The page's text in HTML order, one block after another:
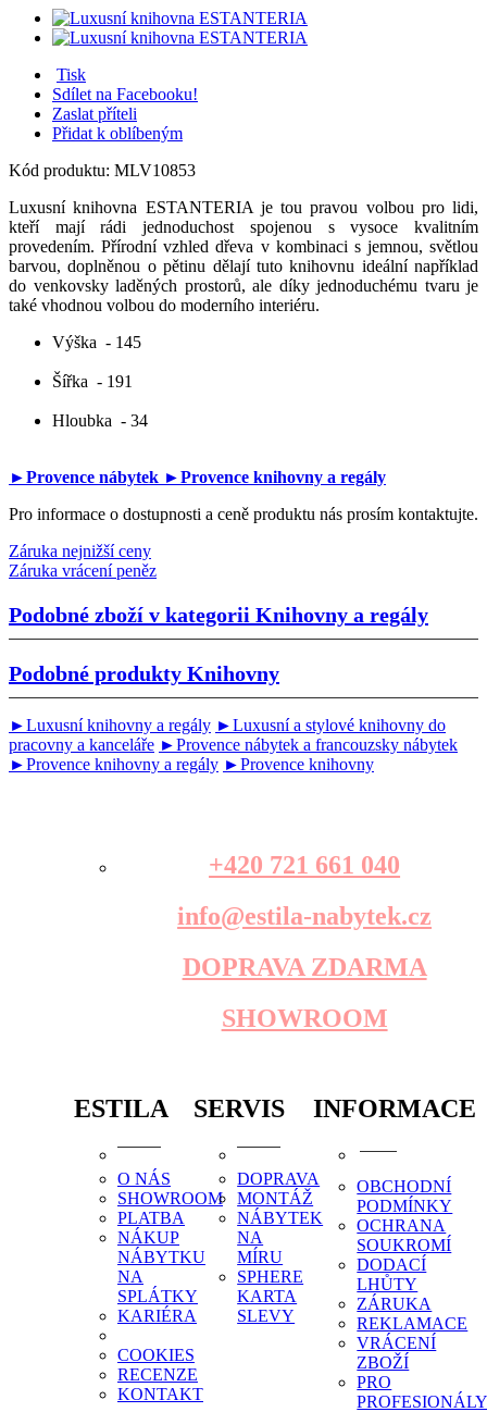
Tisk
Sdílet na Facebooku!
Zaslat příteli
Přidat k oblíbeným
Kód produktu: MLV10853
Luxusní knihovna ESTANTERIA je tou pravou volbou pro lidi,
kteří mají rádi jednoduchost spojenou s vysoce kvalitním
provedením. Přírodní vzhled dřeva v kombinaci s jemnou, světlou
barvou, doplněnou o pětinu dělají tuto knihovnu ideální například
do venkovsky laděných prostorů, ale díky jednoduchému tvaru je
také vhodnou volbou do moderního interiéru.
Výška - 145
Šířka - 191
Hloubka - 34
►Provence nábytek ►Provence knihovny a regály
Pro informace o dostupnosti a ceně produktu nás prosím kontaktujte.
Záruka nejnižší ceny
Záruka vrácení peněz
Podobné zboží v kategorii Knihovny a regály
Podobné produkty Knihovny
►Luxusní knihovny a regály ►Luxusní a stylové knihovny do
pracovny a kanceláře ►Provence nábytek a francouzsky nábytek
►Provence knihovny a regály ►Provence knihovny
+420 721 661 040
info@estila-nabytek.cz
DOPRAVA ZDARMA
SHOWROOM
ESTILA
O NÁS
SHOWROOM
PLATBA
NÁKUP
NÁBYTKU
NA
SPLÁTKY
KARIÉRA
COOKIES
RECENZE
KONTAKT
SERVIS
DOPRAVA
MONTÁŽ
NÁBYTEK
NA
MÍRU
SPHERE
KARTA
SLEVY
INFORMACE
OBCHODNÍ
PODMÍNKY
OCHRANA
SOUKROMÍ
DODACÍ
LHŮTY
ZÁRUKA
REKLAMACE
VRÁCENÍ
ZBOŽÍ
PRO